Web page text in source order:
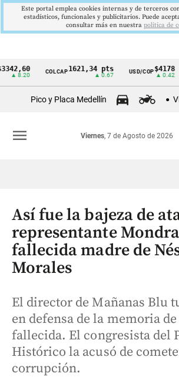
Cintillo
Colombia
COLCAP1621,34 pts USD/COP$4178
▲ 0.42
Pico y Placa Medellín
Viernes, 7 de Agosto de 2026
menu
Así fue la bajeza de
representante
fallecida madre de
Morales
El director de Mañanas Blu
en defensa de la memoria
fallecida. El congresista del
Histórico la acusó de
corrupción.
Este portal emplea cookies internas y de terceros
estadísticos, funcionales y publicitarios. Puede
consultar más en nuestra politica de